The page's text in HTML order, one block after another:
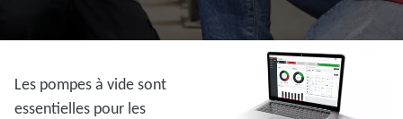
Les pompes à vide sont
essentielles pour les